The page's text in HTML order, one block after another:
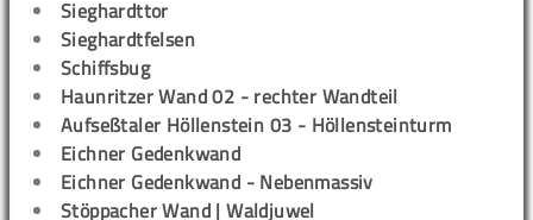
Sieghardttor
Sieghardtfelsen
Schiffsbug
Haunritzer Wand 02 - rechter Wandteil
Aufseßtaler Höllenstein 03 - Höllensteinturm
Eichner Gedenkwand
Eichner Gedenkwand - Nebenmassiv
Stöppacher Wand | Waldjuwel